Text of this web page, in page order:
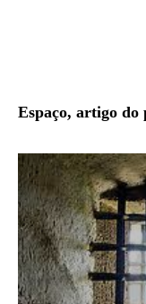
Espaço, artigo do